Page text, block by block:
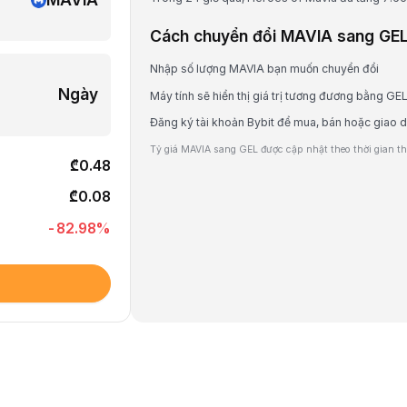
Ngày
₾0.48
₾0.08
-82.98%
Cách chuyển đổi MAVIA sang
Nhập số lượng MAVIA bạn muốn chuyển đổi
Máy tính sẽ hiển thị giá trị tương đương bằng GEL
Đăng ký tài khoản Bybit để mua, bán hoặc giao
Tỷ giá MAVIA sang GEL được cập nhật theo thời gian